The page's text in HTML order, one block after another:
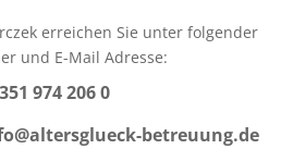
erreichen Sie unter folgender
und E-Mail Adresse:
974 206 0
betreuung.de